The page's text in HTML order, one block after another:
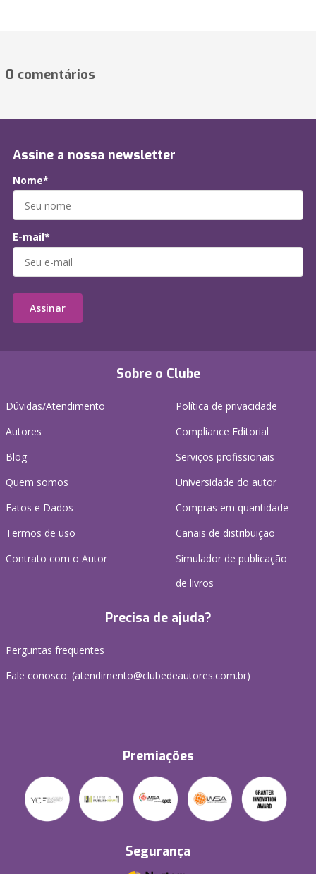
0 comentários
Sobre o Clube
Dúvidas/Atendimento
Autores
Blog
Quem somos
Fatos e Dados
Termos de uso
Contrato com o Autor
Política de privacidade
Compliance Editorial
Serviços profissionais
Universidade do autor
Compras em quantidade
Canais de distribuição
Simulador de publicação
de livros
Precisa de ajuda?
Perguntas frequentes
Fale conosco: (atendimento@clubedeautores.com.br)
Premiações
Segurança
Assine a nossa newsletter
Nome*
E-mail*
Assinar